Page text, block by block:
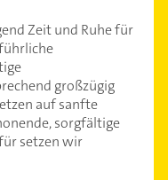
Zeit und Ruhe für
großzügig
auf sanfte
sorgfältige
setzen wir